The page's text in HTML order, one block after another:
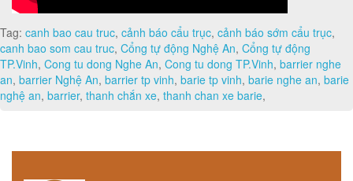
Tag: canh bao cau truc, cảnh báo cẩu trục, cảnh báo sớm cẩu trục,
canh bao som cau truc, Cổng tự động Nghệ An, Cổng tự động
TP.Vinh, Cong tu dong Nghe An, Cong tu dong TP.Vinh, barrier nghe
an, barrier Nghệ An, barrier tp vinh, barie tp vinh, barie nghe an, barie
nghệ an, barrier, thanh chắn xe, thanh chan xe barie,